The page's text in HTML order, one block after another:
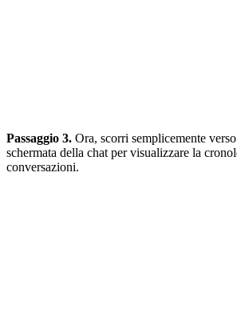
Passaggio 3. Ora, scorri semplicemente
schermata della chat per visualizzare la
conversazioni.